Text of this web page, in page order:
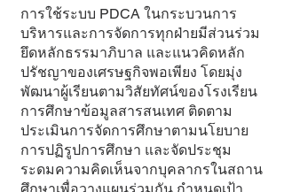
การใช้ระบบ PDCA ในกระบวนการ
บริหารและการจัดการทุกฝ่ายมีส่วนร่วม
ยึดหลักธรรมาภิบาล และแนวคิดหลัก
ปรัชญาของเศรษฐกิจพอเพียง โดยมุ่ง
พัฒนาผู้เรียนตามวิสัยทัศน์ของโรงเรียน
การศึกษาข้อมูลสารสนเทศ ติดตาม
ประเมินการจัดการศึกษาตามนโยบาย
การปฏิรูปการศึกษา และจัดประชุม
ระดมความคิดเห็นจากบุคลากรในสถาน